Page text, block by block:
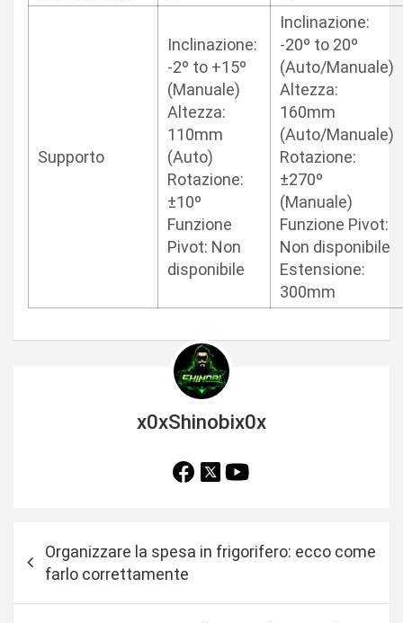
Supporto
Inclinazione:
-2º to +15º
(Manuale)
Altezza:
110mm
(Auto)
Rotazione:
±10º
Funzione
Pivot: Non
disponibile
Inclinazione:
-20º to 20º
(Auto/Manuale)
Altezza:
160mm
(Auto/Manuale)
Rotazione:
±270º
(Manuale)
Funzione Pivot:
Non disponibile
Estensione:
300mm
x0xShinobix0x
Organizzare la spesa in frigorifero: ecco come
farlo correttamente